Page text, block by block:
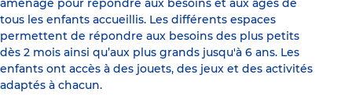
aménagé pour répondre aux besoins et aux âges de
tous les enfants accueillis. Les différents espaces
permettent de répondre aux besoins des plus petits
dès 2 mois ainsi qu’aux plus grands jusqu'à 6 ans. Les
enfants ont accès à des jouets, des jeux et des activités
adaptés à chacun.